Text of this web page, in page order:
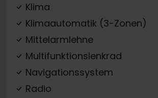
Klima
Klimaautomatik (3-Zonen)
Mittelarmlehne
Multifunktionslenkrad
Navigationssystem
Radio